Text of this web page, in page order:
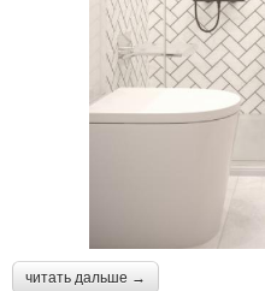
читать дальше →